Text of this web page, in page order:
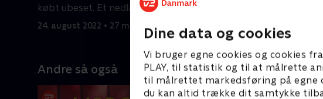
Dine data og cookies
Vi bruger egne cookies og cookies
PLAY, til statistik og til at målrette
til målrettet markedsføring på egne
du kan altid trække dit samtykke
købt ubeset. Et nedlagt
snedkerværksted uden vand eller
toilet!
24. august 2022 • 27 min
Andre så også